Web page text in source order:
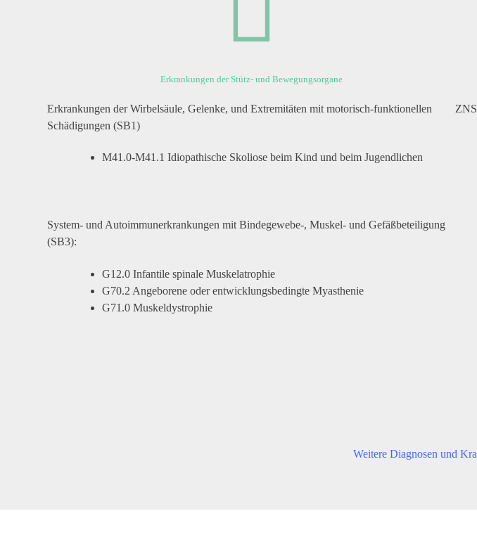
Erkrankungen der Stütz- und Bewegungsorgane
Erkrankungen der Wirbelsäule, Gelenke, und Extremitäten mit motorisch-funktionellen
Schädigungen (SB1)
M41.0-M41.1 Idiopathische Skoliose beim Kind und beim Jugendlichen
System- und Autoimmunerkrankungen mit Bindegewebe-, Muskel- und Gefäßbeteiligung
(SB3):
G12.0 Infantile spinale Muskelatrophie
G70.2 Angeborene oder entwicklungsbedingte Myasthenie
G71.0 Muskeldystrophie
Weitere Diagnosen und